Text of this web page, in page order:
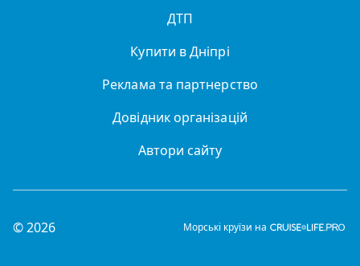
ДТП
Купити в Дніпрі
Реклама та партнерство
Довідник організацій
Автори сайту
© 2026 Морські круїзи на